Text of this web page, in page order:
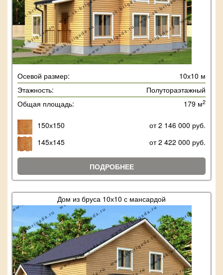
Осевой размер:
10х10 м
Этажность:
Полутораэтажный
Общая площадь:
179 м2
150х150
от 2 146 000 руб.
145х145
от 2 422 000 руб.
ПОДРОБНЕЕ
Дом из бруса 10х10 с мансардой